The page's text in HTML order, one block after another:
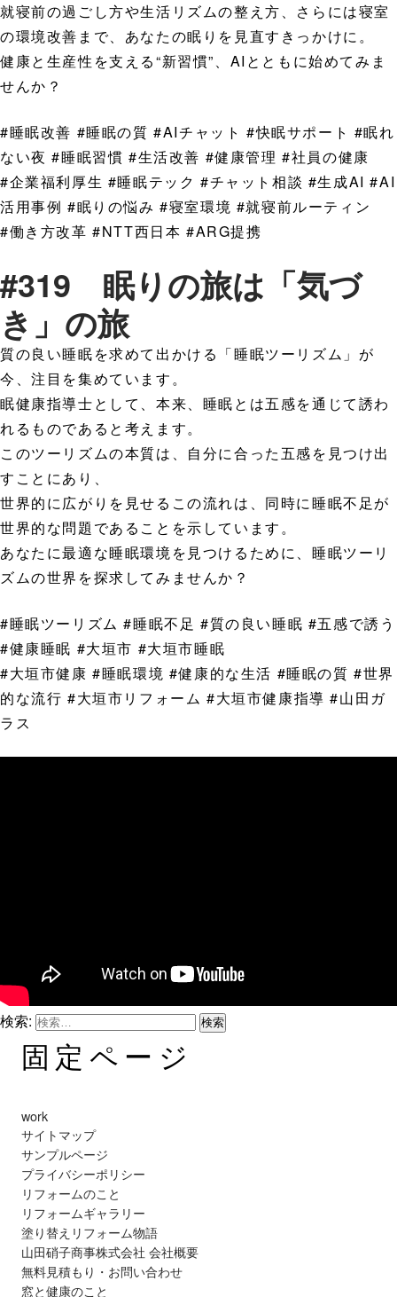
就寝前の過ごし方や生活リズムの整え方、さらには寝室
の環境改善まで、あなたの眠りを見直すきっかけに。
健康と生産性を支える“新習慣”、AIとともに始めてみま
せんか？
#睡眠改善 #睡眠の質 #AIチャット #快眠サポート #眠れ
ない夜 #睡眠習慣 #生活改善 #健康管理 #社員の健康
#企業福利厚生 #睡眠テック #チャット相談 #生成AI #AI
活用事例 #眠りの悩み #寝室環境 #就寝前ルーティン
#働き方改革 #NTT西日本 #ARG提携
#319 眠りの旅は「気づ
き」の旅
質の良い睡眠を求めて出かける「睡眠ツーリズム」が
今、注目を集めています。
眠健康指導士として、本来、睡眠とは五感を通じて誘わ
れるものであると考えます。
このツーリズムの本質は、自分に合った五感を見つけ出
すことにあり、
世界的に広がりを見せるこの流れは、同時に睡眠不足が
世界的な問題であることを示しています。
あなたに最適な睡眠環境を見つけるために、睡眠ツーリ
ズムの世界を探求してみませんか？
#睡眠ツーリズム #睡眠不足 #質の良い睡眠 #五感で誘う
#健康睡眠 #大垣市 #大垣市睡眠
#大垣市健康 #睡眠環境 #健康的な生活 #睡眠の質 #世界
的な流行 #大垣市リフォーム #大垣市健康指導 #山田ガ
ラス
検索:
固定ページ
work
サイトマップ
サンプルページ
プライバシーポリシー
リフォームのこと
リフォームギャラリー
塗り替えリフォーム物語
山田硝子商事株式会社 会社概要
無料見積もり・お問い合わせ
窓と健康のこと